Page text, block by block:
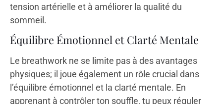
tension artérielle et à améliorer la qualité du
sommeil.
Équilibre Émotionnel et Clarté Mentale
Le breathwork ne se limite pas à des avantages
physiques; il joue également un rôle crucial dans
l’équilibre émotionnel et la clarté mentale. En
apprenant à contrôler ton souffle, tu peux réguler